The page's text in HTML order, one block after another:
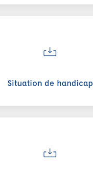
Situation de handicap